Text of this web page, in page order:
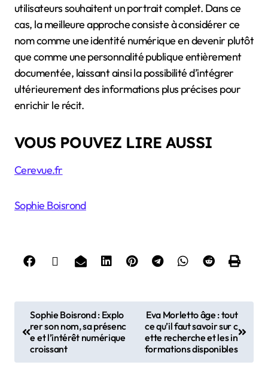
utilisateurs souhaitent un portrait complet. Dans ce
cas, la meilleure approche consiste à considérer ce
nom comme une identité numérique en devenir plutôt
que comme une personnalité publique entièrement
documentée, laissant ainsi la possibilité d’intégrer
ultérieurement des informations plus précises pour
enrichir le récit.
VOUS POUVEZ LIRE AUSSI
Cerevue.fr
Sophie Boisrond
o
Sophie Boisrond : Explo
rer son nom, sa présenc
e et l’intérêt numérique
croissant
Eva Morletto âge : tout
ce qu’il faut savoir sur c
ette recherche et les in
formations disponibles